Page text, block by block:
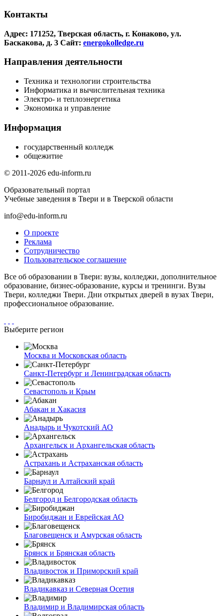
Контакты
Адрес: 171252, Тверская область, г. Конаково, ул.
Баскакова, д. 3 Сайт: energokolledge.ru
Направления деятельности
Техника и технологии строительства
Информатика и вычислительная техника
Электро- и теплоэнергетика
Экономика и управление
Информация
государственный колледж
общежитие
© 2011-2026 edu-inform.ru
Образовательный портал
Учебные заведения в Твери и в Тверской области
info@edu-inform.ru
О проекте
Реклама
Сотрудничество
Пользовательское соглашение
Все об образовании в Твери: вузы, колледжи, дополнительное
образование, бизнес-образование, курсы и тренинги. Вузы
Твери, колледжи Твери. Дни открытых дверей в вузах Твери,
профессиональное образование.
Выберите регион
Москва и Московская область
Санкт-Петербург и Ленинградская область
Севастополь и Крым
Абакан и Хакасия
Анадырь и Чукотский АО
Архангельск и Архангельская область
Астрахань и Астраханская область
Барнаул и Алтайский край
Белгород и Белгородская область
Биробиджан и Еврейская АО
Благовещенск и Амурская область
Брянск и Брянская область
Владивосток и Приморский край
Владикавказ и Северная Осетия
Владимир и Владимирская область